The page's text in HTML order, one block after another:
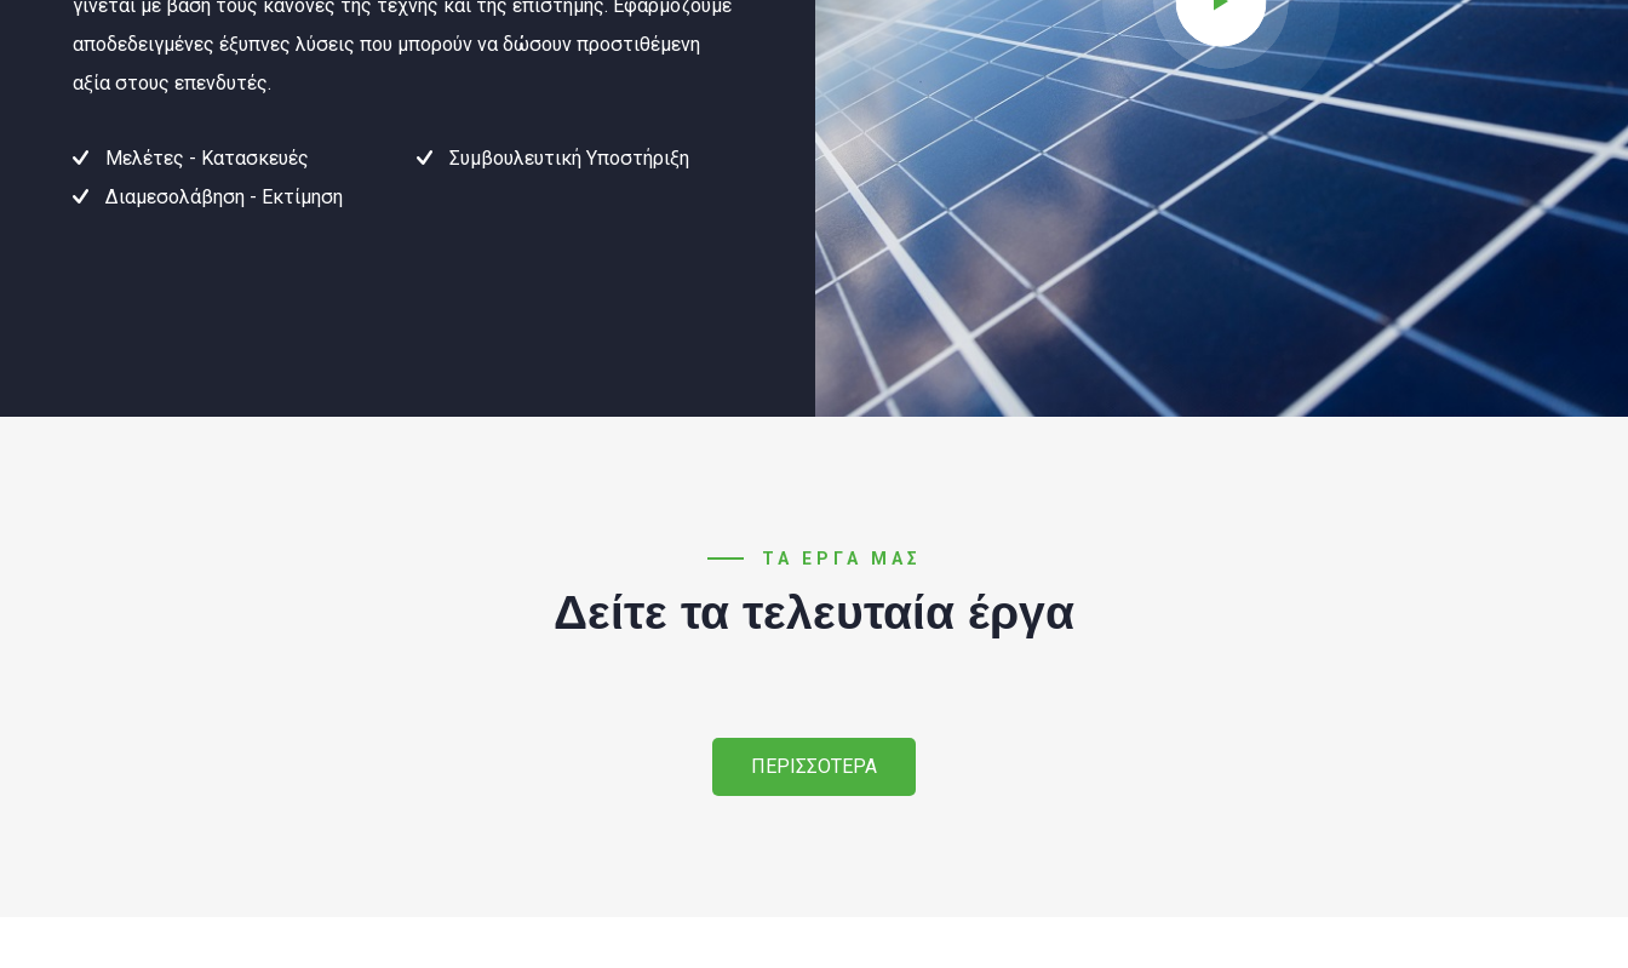
γίνεται με βάση τους κανόνες της τέχνης και της επιστήμης. Εφαρμόζουμε
αποδεδειγμένες έξυπνες λύσεις που μπορούν να δώσουν προστιθέμενη
αξία στους επενδυτές.
Μελέτες - Κατασκευές
Διαμεσολάβηση - Εκτίμηση
Συμβουλευτική Υποστήριξη
ΤΑ ΕΡΓΑ ΜΑΣ
Δείτε τα τελευταία έργα
ΠΕΡΙΣΣΟΤΕΡΑ